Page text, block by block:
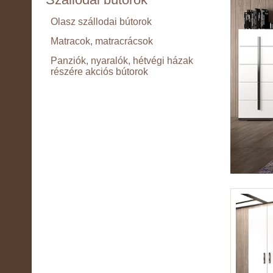
Olasz szállodai bútorok
Matracok, matracrácsok
Panziók, nyaralók, hétvégi házak
részére akciós bútorok